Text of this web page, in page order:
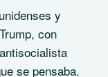
y
con
se pensaba.